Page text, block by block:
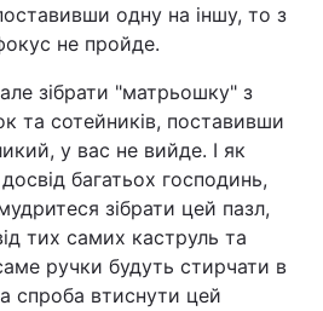
одну на іншу, то з
не пройде.
зібрати "матрьошку" з
та сотейників, поставивши
у вас не вийде. І як
багатьох господинь,
зібрати цей пазл,
тих самих каструль та
ручки будуть стирчати в
спроба втиснути цей